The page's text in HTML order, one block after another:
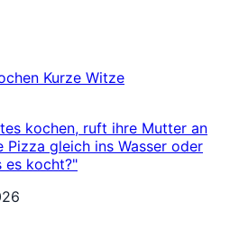
Kurze Witze
kochen, ruft ihre Mutter an
gleich ins Wasser oder
es kocht?"